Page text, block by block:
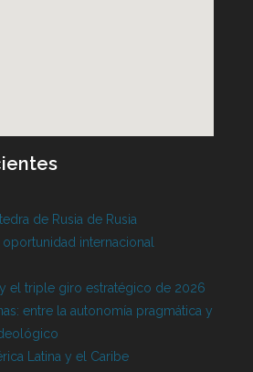
de Rusia de Rusia
internacional
el triple giro estratégico de 2026
entre la autonomía pragmática y
Latina y el Caribe